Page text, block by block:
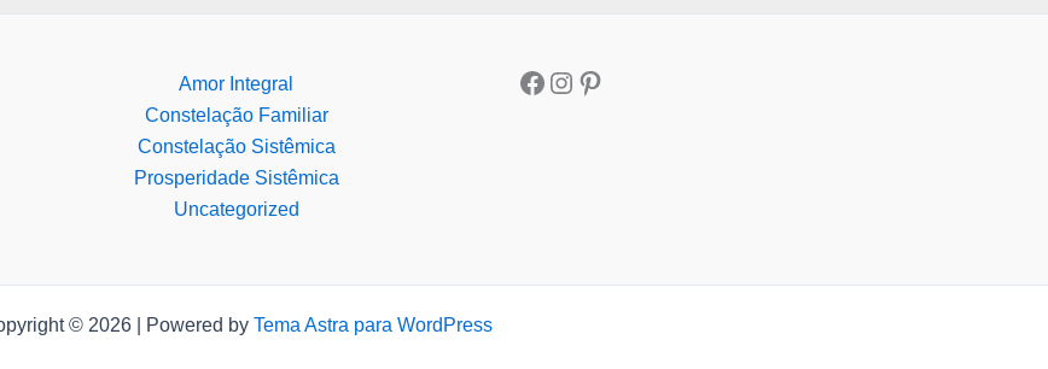
Amor Integral
Constelação Familiar
Constelação Sistêmica
Prosperidade Sistêmica
Uncategorized
© 2026 | Powered by Tema Astra para WordPress